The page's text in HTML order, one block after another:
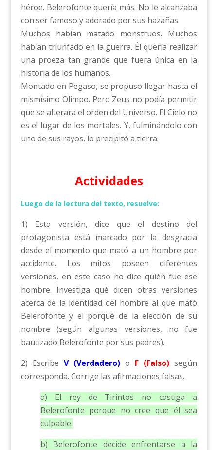
héroe. Belerofonte quería más. No le alcanzaba
con ser famoso y adorado por sus hazañas.
Muchos habían matado monstruos. Muchos
habían triunfado en la guerra. Él quería realizar
una proeza tan grande que fuera única en la
historia de los humanos.
Montado en Pegaso, se propuso llegar hasta el
mismísimo Olimpo. Pero Zeus no podía permitir
que se alterara el orden del Universo. El Cielo no
es el lugar de los mortales. Y, fulminándolo con
uno de sus rayos, lo precipitó a tierra.
Actividades
Luego de la lectura del texto, resuelve:
1) Esta versión, dice que el destino del
protagonista está marcado por la desgracia
desde el momento que mató a un hombre por
accidente. Los mitos poseen diferentes
versiones, en este caso no dice quién fue ese
hombre. Investiga qué dicen otras versiones
acerca de la identidad del hombre al que mató
Belerofonte y el porqué de la elección de su
nombre (según algunas versiones, no fue
bautizado Belerofonte por sus padres).
2) Escribe V (Verdadero)o F (Falso) según
corresponda. Corrige las afirmaciones falsas.
a) El rey de Tirintos no castiga a
Belerofonte porque no cree que él sea
culpable.
b) Belerofonte decide enfrentarse a la